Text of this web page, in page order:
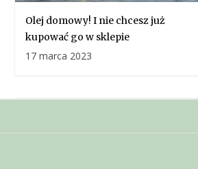
Olej domowy! I nie chcesz już
kupować go w sklepie
17 marca 2023